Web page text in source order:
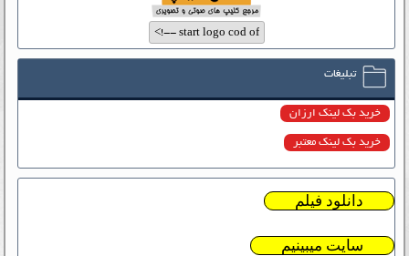
تبلیغات
خرید بک لینک ارزان
خرید بک لینک معتبر
دانلود فیلم
سایت میبینیم